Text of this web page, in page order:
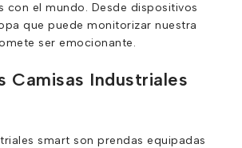
con el mundo. Desde dispositivos
que puede monitorizar nuestra
ser emocionante.
Camisas Industriales
smart son prendas equipadas